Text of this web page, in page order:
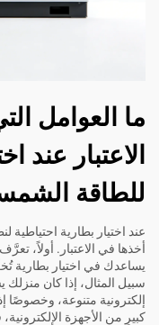
ما العوامل
الاعتبار عند
للطاقة
عند اختيار بطارية
أخذها في الاعتبار. أولاً،
يساعدك في اختيار بطارية
سبيل المثال، إذا كان منزلك
إلكترونية متنوعة، وخصوصًا
كبيرٍ من الأجهزة